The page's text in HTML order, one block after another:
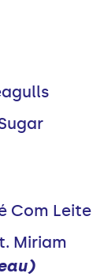
Com Leite
Miriam